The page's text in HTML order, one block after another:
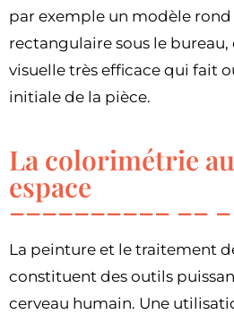
par exemple un modèle
rectangulaire sous le
visuelle très efficace qui fait
initiale de la pièce.
La colorimétrie
espace
La peinture et le traitement
constituent des outils
cerveau humain. Une